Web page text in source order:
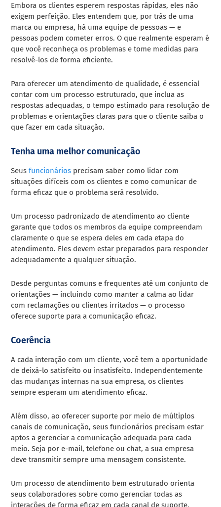
Embora os clientes esperem respostas rápidas, eles não
exigem perfeição. Eles entendem que, por trás de uma
marca ou empresa, há uma equipe de pessoas — e
pessoas podem cometer erros. O que realmente esperam é
que você reconheça os problemas e tome medidas para
resolvê-los de forma eficiente.
Para oferecer um atendimento de qualidade, é essencial
contar com um processo estruturado, que inclua as
respostas adequadas, o tempo estimado para resolução de
problemas e orientações claras para que o cliente saiba o
que fazer em cada situação.
Tenha uma melhor comunicação
Seusfuncionários precisam saber como lidar com
situações difíceis com os clientes e como comunicar de
forma eficaz que o problema será resolvido.
Um processo padronizado de atendimento ao cliente
garante que todos os membros da equipe compreendam
claramente o que se espera deles em cada etapa do
atendimento. Eles devem estar preparados para responder
adequadamente a qualquer situação.
Desde perguntas comuns e frequentes até um conjunto de
orientações — incluindo como manter a calma ao lidar
com reclamações ou clientes irritados — o processo
oferece suporte para a comunicação eficaz.
Coerência
A cada interação com um cliente, você tem a oportunidade
de deixá-lo satisfeito ou insatisfeito. Independentemente
das mudanças internas na sua empresa, os clientes
sempre esperam um atendimento eficaz.
Além disso, ao oferecer suporte por meio de múltiplos
canais de comunicação, seus funcionários precisam estar
aptos a gerenciar a comunicação adequada para cada
meio. Seja por e-mail, telefone ou chat, a sua empresa
deve transmitir sempre uma mensagem consistente.
Um processo de atendimento bem estruturado orienta
seus colaboradores sobre como gerenciar todas as
interações de forma eficaz em cada canal de suporte.